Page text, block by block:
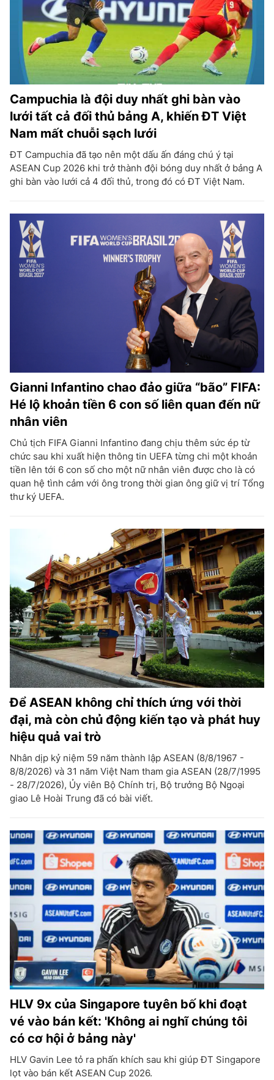
Campuchia là đội duy nhất ghi bàn vào
lưới tất cả đối thủ bảng A, khiến ĐT Việt
Nam mất chuỗi sạch lưới
ĐT Campuchia đã tạo nên một dấu ấn đáng chú ý tại
ASEAN Cup 2026 khi trở thành đội bóng duy nhất ở bảng A
ghi bàn vào lưới cả 4 đối thủ, trong đó có ĐT Việt Nam.
Gianni Infantino chao đảo giữa “bão” FIFA:
Hé lộ khoản tiền 6 con số liên quan đến nữ
nhân viên
Chủ tịch FIFA Gianni Infantino đang chịu thêm sức ép từ
chức sau khi xuất hiện thông tin UEFA từng chi một khoản
tiền lên tới 6 con số cho một nữ nhân viên được cho là có
quan hệ tình cảm với ông trong thời gian ông giữ vị trí Tổng
thư ký UEFA.
Để ASEAN không chỉ thích ứng với thời
đại, mà còn chủ động kiến tạo và phát huy
hiệu quả vai trò
Nhân dịp kỷ niệm 59 năm thành lập ASEAN (8/8/1967 -
8/8/2026) và 31 năm Việt Nam tham gia ASEAN (28/7/1995
- 28/7/2026), Ủy viên Bộ Chính trị, Bộ trưởng Bộ Ngoại
giao Lê Hoài Trung đã có bài viết.
HLV 9x của Singapore tuyên bố khi đoạt
vé vào bán kết: 'Không ai nghĩ chúng tôi
có cơ hội ở bảng này'
HLV Gavin Lee tỏ ra phấn khích sau khi giúp ĐT Singapore
lọt vào bán kết ASEAN Cup 2026.